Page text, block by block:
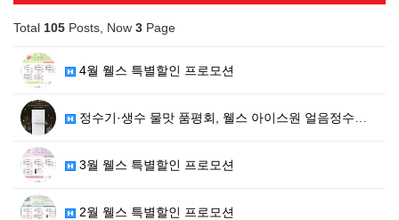
Total 105 Posts, Now 3 Page
4월 웰스 특별할인 프로모션
정수기·생수 물맛 품평회, 웰스 아이스원 얼음정수기 골…
3월 웰스 특별할인 프로모션
2월 웰스 특별할인 프로모션